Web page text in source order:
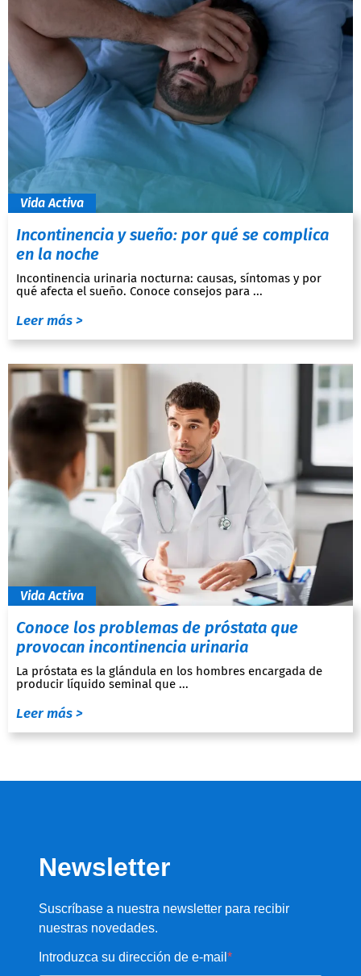
Vida Activa
Incontinencia y sueño: por qué se complica
en la noche
Incontinencia urinaria nocturna: causas, síntomas y por
qué afecta el sueño. Conoce consejos para ...
Leer más >
Vida Activa
Conoce los problemas de próstata que
provocan incontinencia urinaria
La próstata es la glándula en los hombres encargada de
producir líquido seminal que ...
Leer más >
Newsletter
Suscríbase a nuestra newsletter para recibir
nuestras novedades.
Introduzca su dirección de e-mail